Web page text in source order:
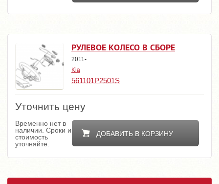
РУЛЕВОЕ КОЛЕСО В СБОРЕ
2011-
Kia
561101P2501S
Уточнить цену
ДОБАВИТЬ В КОРЗИНУ
Временно нет в
наличии. Сроки и
стоимость
уточняйте.